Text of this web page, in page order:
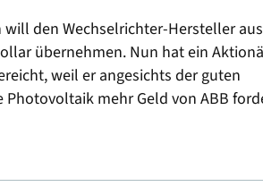
will den Wechselrichter-Hersteller
übernehmen. Nun hat ein
weil er angesichts der guten
mehr Geld von ABB
Alles neu? Rahmenbedingungen,
Energiemanagement und
Geschäftsmodelle